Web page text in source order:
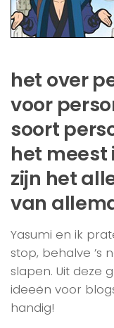
het over
voor
soort
het meest
zijn het
van
Yasumi en ik
stop, behalve ’s
slapen. Uit deze
ideeën voor
handig!